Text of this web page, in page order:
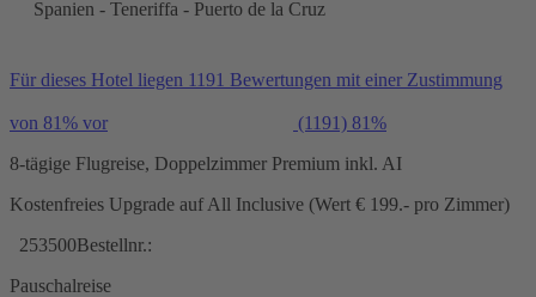
Spanien - Teneriffa - Puerto de la Cruz
Für dieses Hotel liegen 1191 Bewertungen mit einer Zustimmung
von 81% vor (1191) 81%
8-tägige Flugreise, Doppelzimmer Premium inkl. AI
Kostenfreies Upgrade auf All Inclusive (Wert € 199.- pro Zimmer)
253500Bestellnr.:
Pauschalreise